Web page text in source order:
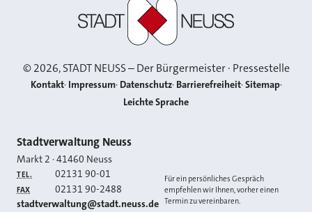
©2026, STADT NEUSS – Der Bürgermeister · Pressestelle
Kontakt Impressum Datenschutz Barrierefreiheit Sitemap
Leichte Sprache
Kontakt
Stadtverwaltung Neuss
Markt 2 ·41460 Neuss
TEL. 02131 90-01
FAX 02131 90-2488
E-MAIL
stadtverwaltung@stadt.neuss.de
Für ein persönliches Gespräch
empfehlen wir Ihnen, vorher einen
Termin zu vereinbaren.